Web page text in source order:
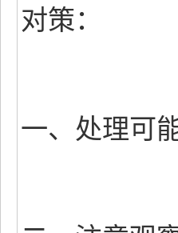
对策：
一、处理可